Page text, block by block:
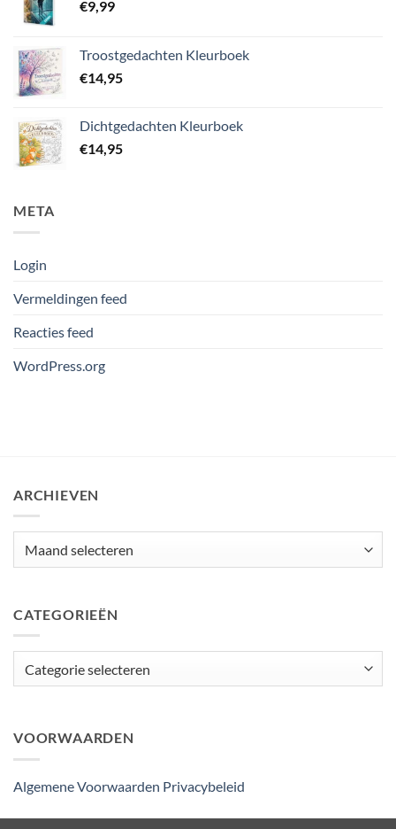
€9,99
Troostgedachten Kleurboek
€14,95
Dichtgedachten Kleurboek
€14,95
META
Login
Vermeldingen feed
Reacties feed
WordPress.org
ARCHIEVEN
CATEGORIEËN
VOORWAARDEN
Algemene Voorwaarden Privacybeleid